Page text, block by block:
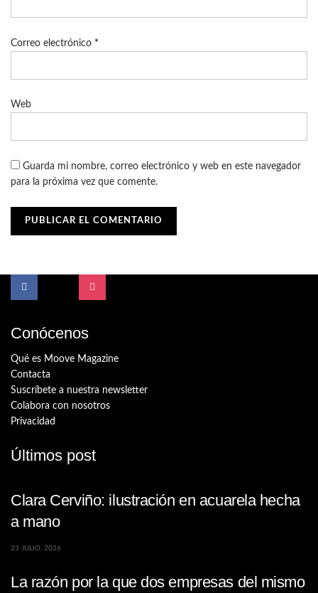
Correo electrónico *
Web
Guarda mi nombre, correo electrónico y web en este navegador
para la próxima vez que comente.
Conócenos
Qué es Moove Magazine
Contacta
Suscríbete a nuestra newsletter
Colabora con nosotros
Privacidad
Últimos post
Clara Cerviño: ilustración en acuarela hecha
a mano
23 JULIO, 2026
La razón por la que dos empresas del mismo